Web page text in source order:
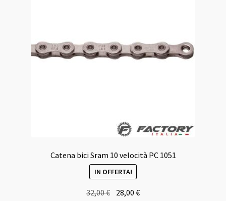
Catena bici Sram 10 velocità PC 1051
IN OFFERTA!
32,00€ 28,00€Il